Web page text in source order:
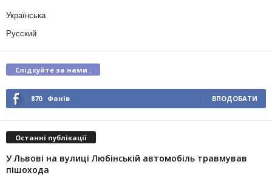
Українська
Русский
Слідкуйте за нами :
870 Фанів ВПОДОБАТИ
Останні публікації
У Львові на вулиці Любінській автомобіль травмував
пішохода